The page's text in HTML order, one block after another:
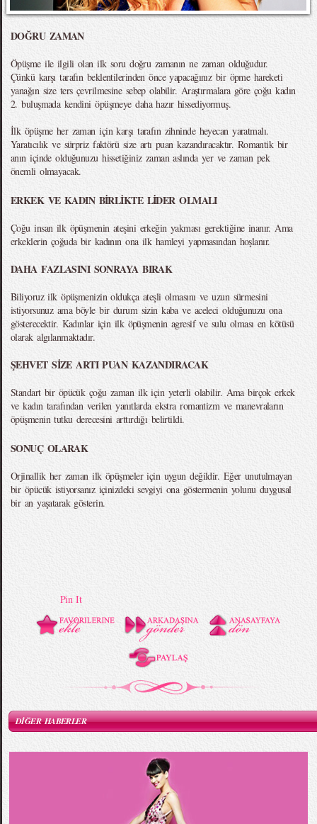
DOĞRU ZAMAN
Öpüşme ile ilgili olan ilk soru doğru zamanın ne zaman olduğudur.
Çünkü karşı tarafın beklentilerinden önce yapacağınız bir öpme hareketi
yanağın size ters çevrilmesine sebep olabilir. Araştırmalara göre çoğu kadın
2. buluşmada kendini öpüşmeye daha hazır hissediyormuş.
İlk öpüşme her zaman için karşı tarafın zihninde heyecan yaratmalı.
Yaratıcılık ve sürpriz faktörü size artı puan kazandıracaktır. Romantik bir
anın içinde olduğunuzu hissetiğiniz zaman aslında yer ve zaman pek
önemli olmayacak.
ERKEK VE KADIN BİRLİKTE LİDER OLMALI
Çoğu insan ilk öpüşmenin ateşini erkeğin yakması gerektiğine inanır. Ama
erkeklerin çoğuda bir kadının ona ilk hamleyi yapmasından hoşlanır.
DAHA FAZLASINI SONRAYA BIRAK
Biliyoruz ilk öpüşmenizin oldukça ateşli olmasını ve uzun sürmesini
istiyorsunuz ama böyle bir durum sizin kaba ve aceleci olduğunuzu ona
gösterecektir. Kadınlar için ilk öpüşmenin agresif ve sulu olması en kötüsü
olarak algılanmaktadır.
ŞEHVET SİZE ARTI PUAN KAZANDIRACAK
Standart bir öpücük çoğu zaman ilk için yeterli olabilir. Ama birçok erkek
ve kadın tarafından verilen yanıtlarda ekstra romantizm ve manevraların
öpüşmenin tutku derecesini arttırdığı belirtildi.
SONUÇ OLARAK
Orjinallik her zaman ilk öpüşmeler için uygun değildir. Eğer unutulmayan
bir öpücük istiyorsanız içinizdeki sevgiyi ona göstermenin yolunu duygusal
bir an yaşatarak gösterin.
Pin It
DİĞER HABERLER